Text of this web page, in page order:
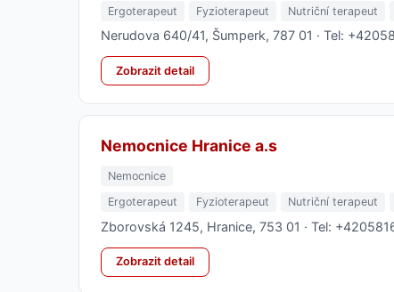
Ergoterapeut
Fyzioterapeut Nutriční terapeut
Nerudova 640/41, Šumperk, 787 01 · Tel:
Zobrazit detail
Nemocnice Hranice a.s
Nemocnice
Ergoterapeut
Fyzioterapeut Nutriční terapeut
Zborovská 1245, Hranice, 753 01 · Tel:
Zobrazit detail